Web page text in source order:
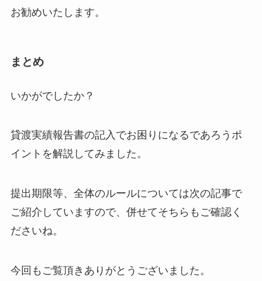
お勧めいたします。
まとめ
いかがでしたか？
貸渡実績報告書の記入でお困りになるであろうポ
イントを解説してみました。
提出期限等、全体のルールについては次の記事で
ご紹介していますので、併せてそちらもご確認く
ださいね。
今回もご覧頂きありがとうございました。